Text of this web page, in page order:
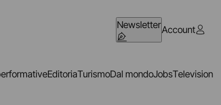
NewsletterAccount
EditoriaTurismoDal mondoJobsTelevision